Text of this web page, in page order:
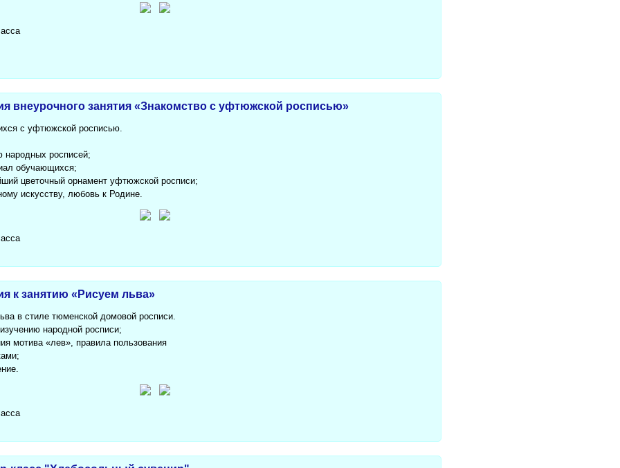
внеурочного занятия «Знакомство с уфтюжской росписью»
с уфтюжской росписью.
народных росписей;
обучающихся;
цветочный орнамент уфтюжской росписи;
искусству, любовь к Родине.
к занятию «Рисуем льва»
в стиле тюменской домовой росписи.
народной росписи;
мотива «лев», правила пользования